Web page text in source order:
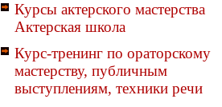
Курсы актерского мастерства
Актерская школа
Курс-тренинг по ораторскому
мастерству, публичным
выступлениям, техники речи